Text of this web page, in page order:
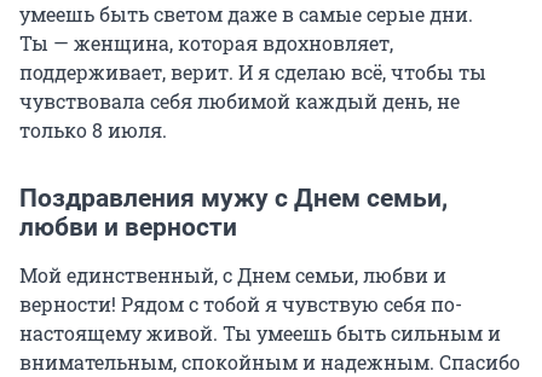
умеешь быть светом даже в самые серые дни.
Ты — женщина, которая вдохновляет,
поддерживает, верит. И я сделаю всё, чтобы ты
чувствовала себя любимой каждый день, не
только 8 июля.
Поздравления мужу с Днем семьи,
любви и верности
Мой единственный, с Днем семьи, любви и
верности! Рядом с тобой я чувствую себя по-
настоящему живой. Ты умеешь быть сильным и
внимательным, спокойным и надежным. Спасибо